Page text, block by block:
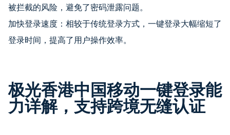
被拦截的风险，避免了密码泄露问题。
加快登录速度：相较于传统登录方式，一键登录大幅缩短了
登录时间，提高了用户操作效率。
极光香港中国移动一键登录能
力详解，支持跨境无缝认证